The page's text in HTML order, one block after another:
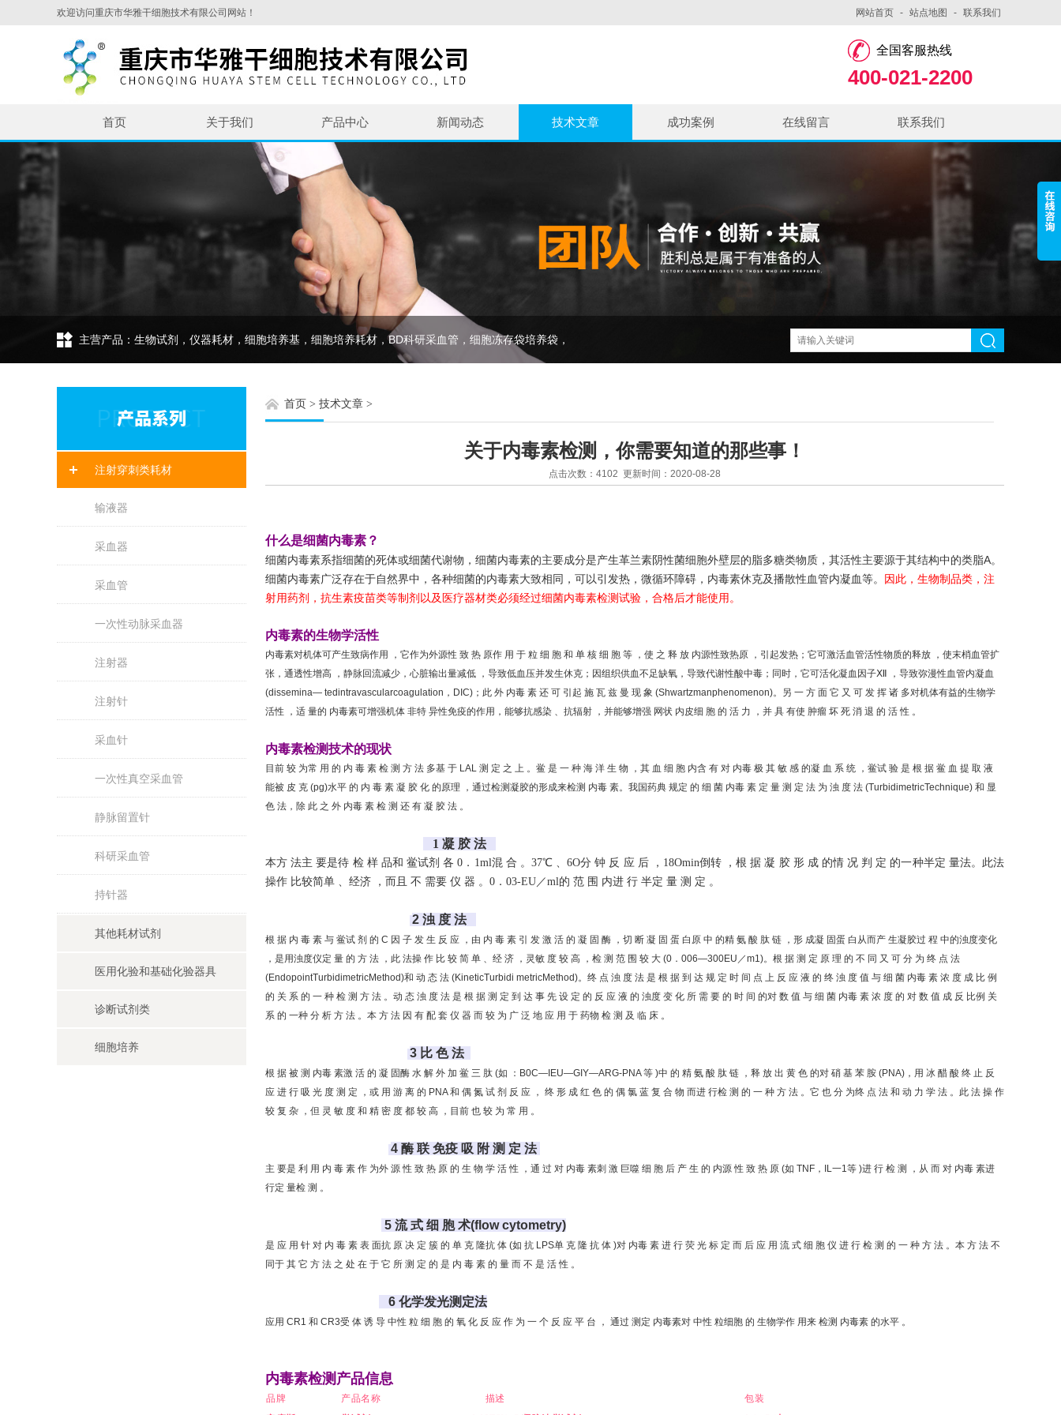
欢迎访问重庆市华雅干细胞技术有限公司网站！ 网站首页 - 站点地图 - 联系我们
全国客服热线
400-021-2200
首页 关于我们 产品中心 新闻动态 技术文章 成功案例 在线留言 联系我们
主营产品：生物试剂，仪器耗材，细胞培养基，细胞培养耗材，BD科研采血管，细胞冻存袋培养袋，
注射穿刺类耗材
输液器
采血器
采血管
一次性动脉采血器
注射器
注射针
采血针
一次性真空采血管
静脉留置针
科研采血管
持针器
其他耗材试剂
医用化验和基础化验器具
诊断试剂类
细胞培养
首页 > 技术文章 >
关于内毒素检测，你需要知道的那些事！
点击次数：4102 更新时间：2020-08-28
什么是细菌内毒素？
细菌内毒素系指细菌的死体或细菌代谢物，细菌内毒素的主要成分是产生革兰素阴性菌细胞外壁层的脂多糖类物质，其活性主要源于其结构中的类脂A。
细菌内毒素广泛存在于自然界中，各种细菌的内毒素大致相同，可以引发热，微循环障碍，内毒素休克及播散性血管内凝血等。 因此，生物制品类，注
射用药剂，抗生素疫苗类等制剂以及医疗器材类必须经过细菌内毒素检测试验，合格后才能使用。
内毒素的生物学活性
内毒素对机体可产生致病作用 ，它作为外源性 致 热 原作 用 于 粒 细 胞 和 单 核 细 胞 等 ，使 之 释 放 内源性致热原 ，引起发热；它可激活血管活性物质的释放 ，使末梢血管扩
张，通透性增高 ，静脉回流减少，心脏输出量减低 ，导致低血压并发生休克；因组织供血不足缺氧，导致代谢性酸中毒；同时，它可活化凝血因子Ⅻ ，导致弥漫性血管内凝血
(dissemina— tedintravascularcoagulation，DIC)；此 外 内毒 素 还 可 引起 施 瓦 兹 曼 现 象 (Shwartzmanphenomenon)。另 一 方 面 它 又 可 发 挥 诸 多对机体有益的生物学
活性 ，适 量的 内毒素可增强机体 非特 异性免疫的作用，能够抗感染 、抗辐射 ，并能够增强 网状 内皮细 胞 的 活 力 ，并 具 有使 肿瘤 坏 死 消 退 的 活 性 。
内毒素检测技术的现状
目前 较 为常 用 的 内 毒 素 检 测 方 法 多基 于 LAL 测 定 之 上 。鲎 是 一 种 海 洋 生 物 ，其 血 细 胞 内含 有 对 内毒 极 其 敏 感 的凝 血 系 统 ，鲎试 验 是 根 据 鲎 血 提 取 液
能被 皮 克 (pg)水平 的 内 毒 素 凝 胶 化 的原理 ，通过检测凝胶的形成来检测 内毒 素。我国药典 规定 的 细 菌 内毒 素 定 量 测 定 法 为 浊 度 法 (TurbidimetricTechnique) 和 显
色 法，除 此 之 外 内毒 素 检 测 还 有 凝 胶 法 。
1 凝 胶 法
本方 法主 要是待 检 样 品和 鲎试剂 各 0．1ml混 合 。37℃ 、6O分 钟 反 应 后 ，18Omin倒转 ，根 据 凝 胶 形 成 的情 况 判 定 的一种半定 量法。此法
操作 比较简单 、经济 ，而且 不 需要 仪 器 。0．03-EU／ml的 范 围 内进 行 半定 量 测 定 。
2 浊 度 法
根 据 内 毒 素 与 鲎试 剂 的 C 因 子 发 生 反 应 ，由 内 毒 素 引 发 激 活 的 凝 固 酶 ，切 断 凝 固 蛋 白原 中 的精 氨 酸 肽 链 ，形 成凝 固蛋 白从而产 生凝胶过 程 中的浊度变化
，是用浊度仪定 量 的 方 法 ，此 法操 作 比 较 简 单 、经 济 ，灵敏 度 较 高 ，检 测 范 围 较 大 (0．006—300EU／m1)。根 据 测 定 原 理 的 不 同 又 可 分 为 终 点 法
(EndopointTurbidimetricMethod)和 动 态 法 (KineticTurbidi metricMethod)。终 点 浊 度 法 是 根 据 到 达 规 定 时 间 点 上 反 应 液 的 终 浊 度 值 与 细 菌 内毒 素 浓 度 成 比 例
的 关 系 的 一 种 检 测 方 法 。动 态 浊 度 法 是 根 据 测 定 到 达 事 先 设 定 的 反 应 液 的 浊度 变 化 所 需 要 的 时 间 的对 数 值 与 细 菌 内毒 素 浓 度 的 对 数 值 成 反 比例 关
系 的 一种 分 析 方 法 。本 方 法 因 有 配 套 仪 器 而 较 为 广 泛 地 应 用 于 药物 检 测 及 临 床 。
3 比 色 法
根 据 被 测 内毒 素激 活 的 凝 固酶 水 解 外 加 鲎 三 肽 (如 ：B0C—IEU—GIY—ARG-PNA 等 )中 的 精 氨 酸 肽 链 ，释 放 出 黄 色 的对 硝 基 苯 胺 (PNA)，用 冰 醋 酸 终 止 反
应 进 行 吸 光 度 测 定 ，或 用 游 离 的 PNA 和 偶 氮 试 剂 反 应 ， 终 形 成 红 色 的 偶 氯 蓝 复 合 物 而进 行检 测 的 一 种 方 法 。它 也 分 为终 点 法 和 动 力 学 法 。此 法 操 作
较 复 杂 ，但 灵 敏 度 和 精 密 度 都 较 高 ，目前 也 较 为 常 用 。
4 酶 联 免疫 吸 附 测 定 法
主 要是 利 用 内 毒 素 作 为外 源 性 致 热 原 的 生 物 学 活 性 ，通 过 对 内毒 素刺 激 巨噬 细 胞 后 产 生 的 内源 性 致 热 原 (如 TNF，IL一1等 )进 行 检 测 ，从 而 对 内毒 素进
行定 量检 测 。
5 流 式 细 胞 术(flow cytometry)
是 应 用 针 对 内 毒 素 表 面抗 原 决 定 簇 的 单 克 隆抗 体 (如 抗 LPS单 克 隆 抗 体 )对 内毒 素 进 行 荧 光 标 定 而 后 应 用 流 式 细 胞 仪 进 行 检 测 的 一 种 方 法 。本 方 法 不
同于 其 它 方 法 之 处 在 于 它 所 测 定 的 是 内 毒 素 的 量 而 不 是 活 性 。
6 化学发光测定法
应用 CR1 和 CR3受 体 诱 导 中性 粒 细 胞 的 氧 化 反 应 作 为 一 个 反 应 平 台 ， 通过 测定 内毒素对 中性 粒细胞 的 生物学作 用来 检测 内毒素 的水平 。
内毒素检测 产品信息
品牌 产品名称 描述
包装